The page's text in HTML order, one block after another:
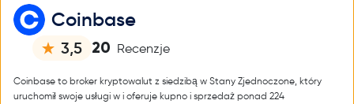
Coinbase
3,5 20 Recenzje
Coinbase to broker kryptowalut z siedzibą w Stany Zjednoczone, który
uruchomił swoje usługi w i oferuje kupno i sprzedaż ponad 224